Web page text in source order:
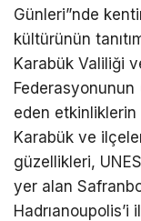
Günleri”nde
kültürünün
Karabük Valiliği
Federasyonunun
eden
Karabük ve
güzellikleri,
yer alan